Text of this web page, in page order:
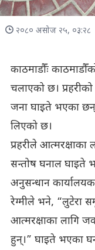
२०८० असोज २५, ०३:२८
काठमाडौँः
चलाएको छ।
जना घाइते भएका छन्
लिएको छ।
प्रहरीले आत्मरक्षाका
सन्तोष घनाल घाइते
अनुसन्धान कार्यालयका
रेग्मीले भने, “लुटेरा
आत्मरक्षाका लागि
हुन्।” घाइते भएका